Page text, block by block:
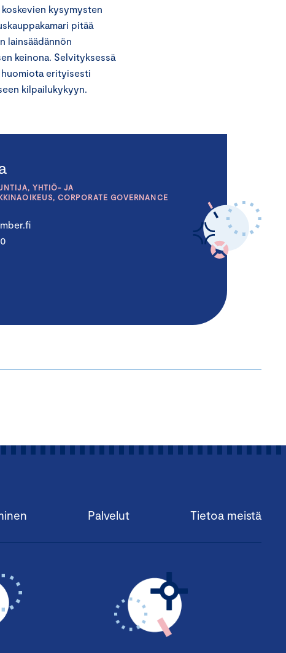
kysymysten
pitää
lainsäädännön
keinona. Selvityksessä
huomiota erityisesti
kilpailukykyyn.
YHTIÖ- JA
CORPORATE GOVERNANCE
Palvelut Tietoa meistä